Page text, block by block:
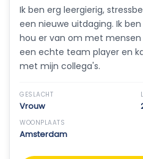
Ik ben erg leergierig,
een nieuwe uitdaging. Ik
hou er van om met
een echte team player en
met mijn collega's.
GESLACHT
Vrouw
WOONPLAATS
Amsterdam